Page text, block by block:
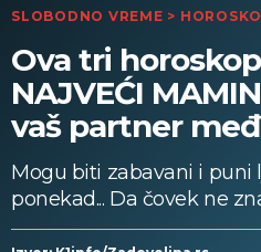
SLOBODNO VREME >
Ova tri
NAJVEĆI
vaš partner
Mogu biti zabavani i puni
ponekad... Da čovek ne